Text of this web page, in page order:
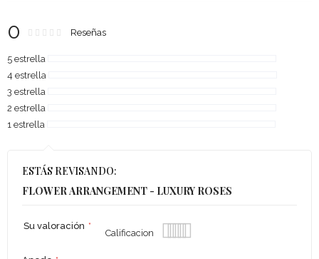
0 Rating: % of100
Reseñas
5 estrella
4 estrella
3 estrella
2 estrella
1 estrella
ESTÁS REVISANDO:
FLOWER ARRANGEMENT - LUXURY ROSES
Su valoración
Calificacion
1
star
2
stars
3
stars
4
stars
5
stars